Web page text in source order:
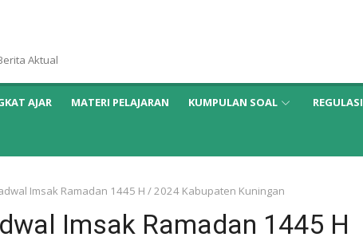
Aktual
AJAR MATERI PELAJARAN KUMPULAN SOAL REGULASI
Imsak Ramadan 1445 H / 2024 Kabupaten Kuningan
Imsak Ramadan 1445 H